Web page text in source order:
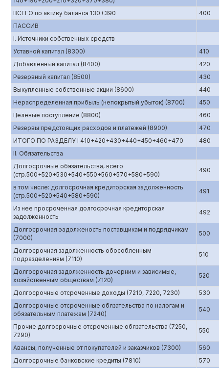
ВСЕГО по активу баланса 130+390
400
ПАССИВ
I. Источники собственных средств
Уставной капитал (8300)
410
Добавленный капитал (8400)
420
Резервный капитал (8500)
430
Выкупленные собственные акции (8600)
440
Нераспределенная прибыль (непокрытый убыток) (8700)
450
Целевые поступление (8800)
460
Резервы предстоящих расходов и платежей (8900)
470
ИТОГО ПО РАЗДЕЛУ I 410+420+430+440+450+460+470
480
II. Обязательства
Долгосрочные обязательства, всего
(стр.500+520+530+540+550+560+570+580+590)
490
в том числе: долгосрочная кредиторская задолженность
(стр.500+520+540+580+590)
491
Из нее просроченная долгосрочная кредиторская
задолженность
492
Долгосрочная эадолженость поставщикам и подрядчикам
(7000)
500
Долгосрочная задолженность обособленным
подразделениям (7110)
510
Долгосрочная задолженность дочерним и зависимые,
хозяйственным обществам (7120)
520
Долгосрочные отсроченные доходы (7210, 7220, 7230)
530
Долгосрочные отсроченные обязательства по налогам и
обязательным платежам (7240)
540
Прочие долгосрочные отсроченные обязательства (7250,
7290)
550
Авансы, полученные от покупателей и заказчиков (7300)
560
Долгосрочные банковские кредиты (7810)
570